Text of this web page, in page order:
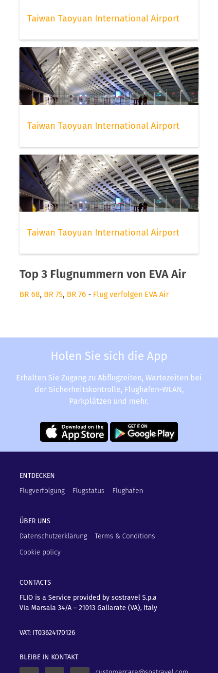
Taiwan Taoyuan International Airport
Taiwan Taoyuan International Airport
Taiwan Taoyuan International Airport
Top 3 Flugnummern von EVA Air
BR 68, BR 75, BR 76 - Flug verfolgen EVA Air
Holen Sie sich die App
Erhalten Sie Zugang zu Abflugzeiten, Wartezeiten bei
der Sicherheitskontrolle, Flughafen-WLAN,
Parkplätzen und mehr.
ENTDECKEN
Flugverfolgung
Flugstatus Flughäfen
ÜBER UNS
Datenschutzerklärung
Terms & Conditions
Cookie policy
CONTACTS
FLIO is a Service provided by sostravel S.p.a
Via Marsala 34/A – 21013 Gallarate (VA), Italy
VAT: IT03624170126
BLEIBE IN KONTAKT